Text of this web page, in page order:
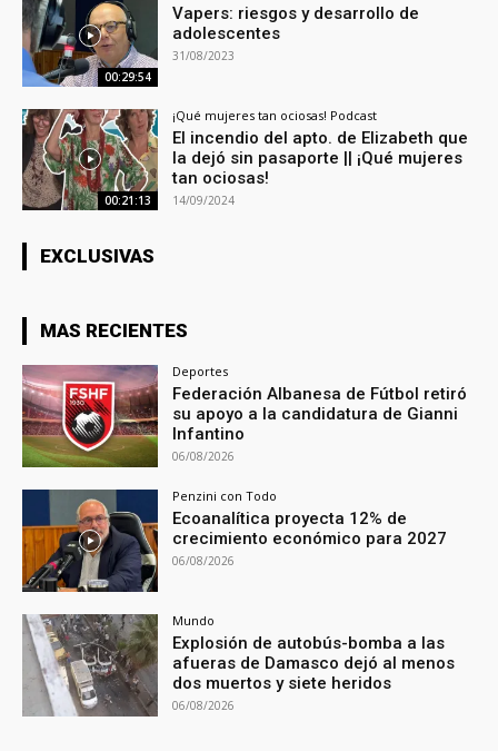
00:29:54
Vapers: riesgos y desarrollo de
adolescentes
31/08/2023
00:21:13
¡Qué mujeres tan ociosas! Podcast
El incendio del apto. de Elizabeth que
la dejó sin pasaporte || ¡Qué mujeres
tan ociosas!
14/09/2024
EXCLUSIVAS
MAS RECIENTES
Deportes
Federación Albanesa de Fútbol retiró
su apoyo a la candidatura de Gianni
Infantino
06/08/2026
Penzini con Todo
Ecoanalítica proyecta 12% de
crecimiento económico para 2027
06/08/2026
Mundo
Explosión de autobús-bomba a las
afueras de Damasco dejó al menos
dos muertos y siete heridos
06/08/2026